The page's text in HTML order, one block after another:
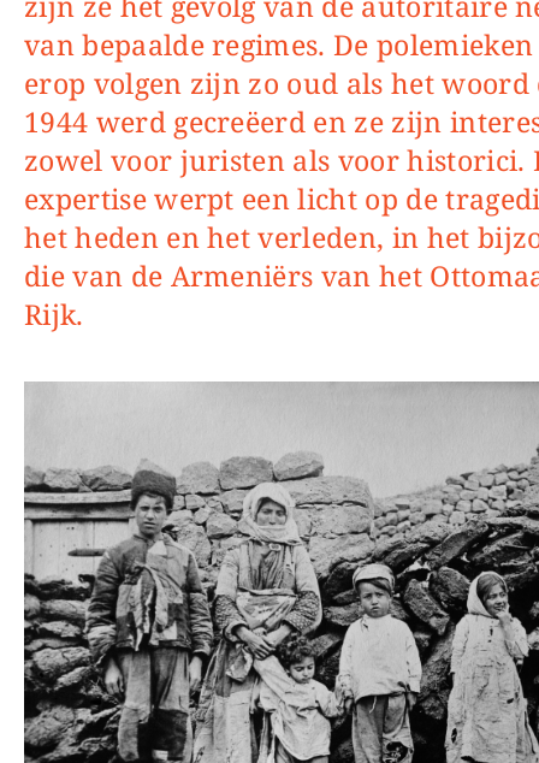
van bepaalde regimes. De
erop volgen zijn zo oud als het
1944 werd gecreëerd en ze zijn
zowel voor juristen als voor historici.
expertise werpt een licht op de
het heden en het verleden, in het
die van de Armeniërs van het
Rijk.